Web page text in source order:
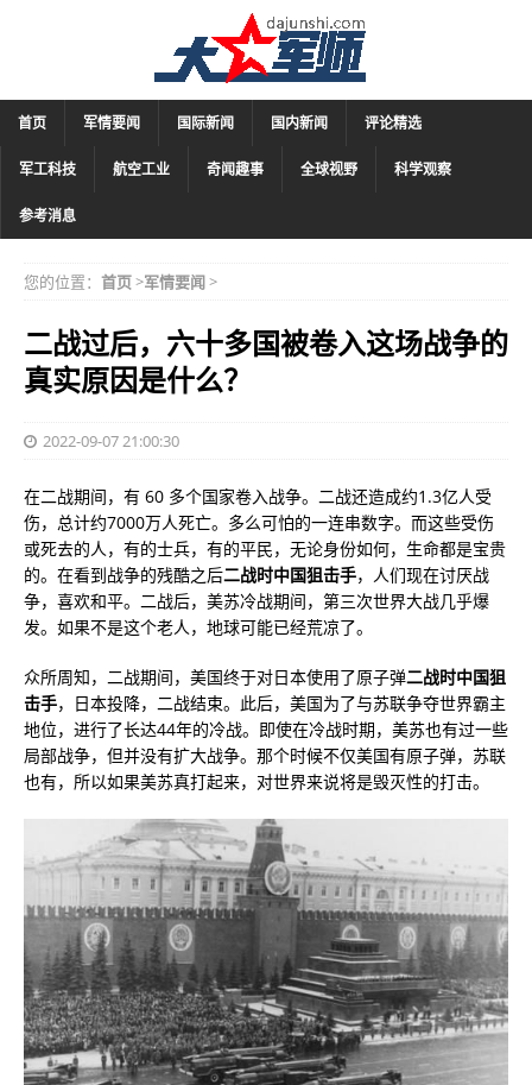
首页 军情要闻 国际新闻 国内新闻 评论精选
军工科技 航空工业 奇闻趣事 全球视野 科学观察
参考消息
您的位置： 首页>军情要闻>
二战过后，六十多国被卷入这场战争的
真实原因是什么？
2022-09-07 21:00:30
在二战期间，有 60 多个国家卷入战争。二战还造成约1.3亿人受
伤，总计约7000万人死亡。多么可怕的一连串数字。而这些受伤
或死去的人，有的士兵，有的平民，无论身份如何，生命都是宝贵
的。在看到战争的残酷之后二战时中国狙击手，人们现在讨厌战
争，喜欢和平。二战后，美苏冷战期间，第三次世界大战几乎爆
发。如果不是这个老人，地球可能已经荒凉了。
众所周知，二战期间，美国终于对日本使用了原子弹二战时中国狙
击手，日本投降，二战结束。此后，美国为了与苏联争夺世界霸主
地位，进行了长达44年的冷战。即使在冷战时期，美苏也有过一些
局部战争，但并没有扩大战争。那个时候不仅美国有原子弹，苏联
也有，所以如果美苏真打起来，对世界来说将是毁灭性的打击。